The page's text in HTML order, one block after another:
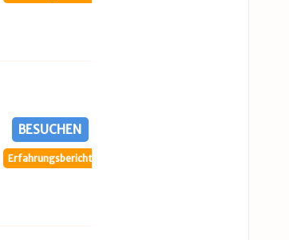
BESUCHEN
Erfahrungsbericht